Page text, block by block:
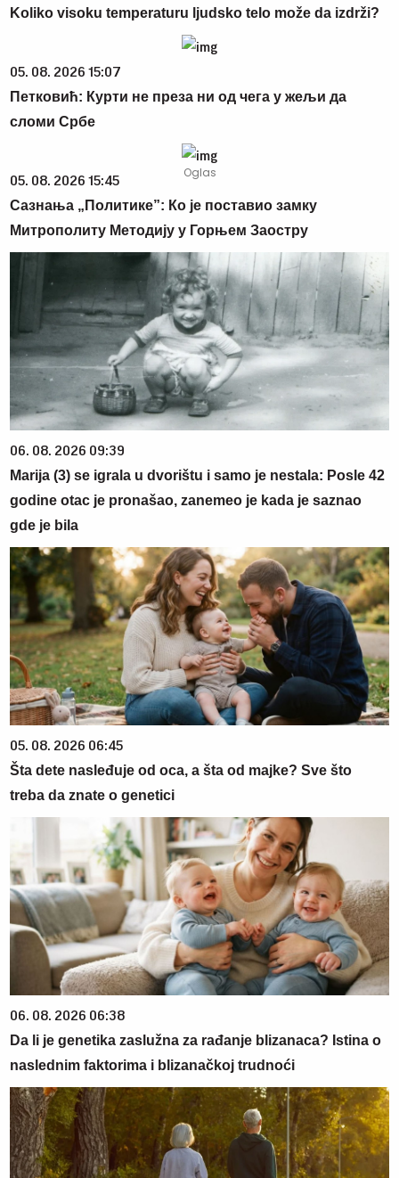
Koliko visoku temperaturu ljudsko telo može da izdrži?
05. 08. 2026 15:07
Петковић: Курти не преза ни од чега у жељи да
сломи Србе
05. 08. 2026 15:45
Сазнања „Политике”: Ко је поставио замку
Митрополиту Методију у Горњем Заостру
06. 08. 2026 09:39
Marija (3) se igrala u dvorištu i samo je nestala: Posle 42
godine otac je pronašao, zanemeo je kada je saznao
gde je bila
05. 08. 2026 06:45
Šta dete nasleđuje od oca, a šta od majke? Sve što
treba da znate o genetici
06. 08. 2026 06:38
Da li je genetika zaslužna za rađanje blizanaca? Istina o
naslednim faktorima i blizanačkoj trudnoći